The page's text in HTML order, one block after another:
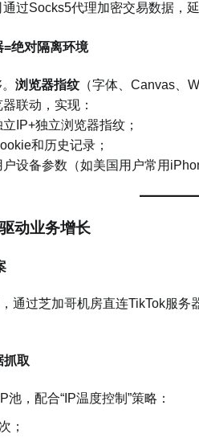
过Socks5代理加密交易数据，
=绝对隔离环境​
​浏览器指纹​（字体、Canvas、
联动，实现：
IP+独立浏览器指纹；
和历史记录；
设备参数（如美国用户常用
动业务增长​
，通过芝加哥机房直连TikTok服
抓取​
，配合“IP温度控制”策略：
；